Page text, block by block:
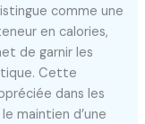
comme une
en calories,
de garnir les
Cette
dans les
maintien d’une